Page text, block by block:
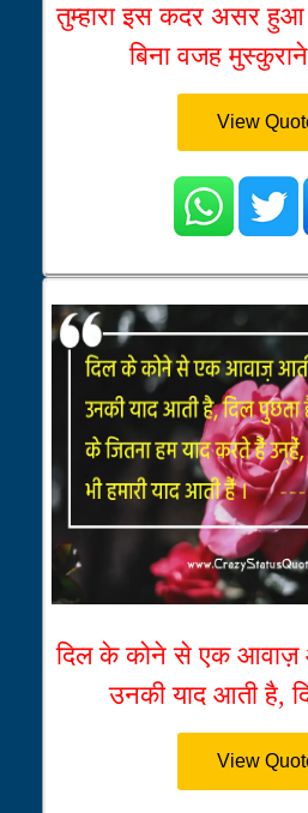
तुम्हारा इस कदर असर
बिना वजह
View
दिल के कोने से एक आवाज़
उनकी याद आती है,
View